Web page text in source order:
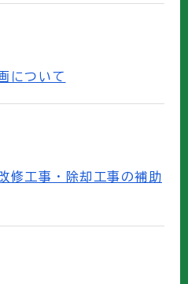
について
修工事・除却工事の補助